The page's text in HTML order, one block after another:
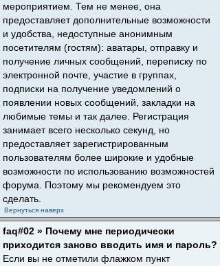
мероприятием. Тем не менее, она
предоставляет дополнительные возможности
и удобства, недоступные анонимным
посетителям (гостям): аватары, отправку и
получение личных сообщений, переписку по
электронной почте, участие в группах,
подписки на получение уведомлений о
появлении новых сообщений, закладки на
любимые темы и так далее. Регистрация
занимает всего несколько секунд, но
предоставляет зарегистрированным
пользователям более широкие и удобные
возможности по использованию возможностей
форума. Поэтому мы рекомендуем это
сделать.
Вернуться наверх
faq#02 » Почему мне периодически
приходится заново вводить имя и пароль?
Если вы не отметили флажком пункт